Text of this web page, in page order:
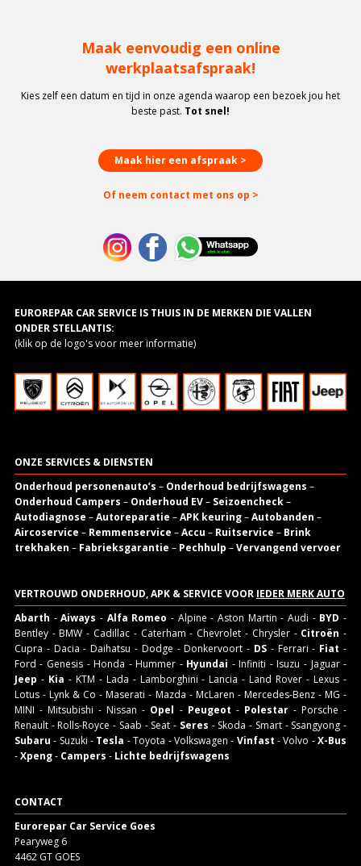
Maak eenvoudig een online
werkplaatsafspraak!
Kies zelf een datum en tijd in onze agenda waarop een bezoek jou het
beste past. Tot snel!
Maak hier een afspraak >
Of neem contact met ons op >
EUROREPAR CAR SERVICE IS THUIS IN DE MERKEN DIE VALLEN
ONDER STELLANTIS:
(klik op de logo's voor meer informatie)
CONTACT
Eurorepar Car Service Goes
Pearyweg 6
4462 GT GOES
ONZE SERVICES & DIENSTEN
Onderhoud personenauto’s – Onderhoud bedrijfswagens –
Onderhoud Campers – Onderhoud EV– Seizoencheck–
Autodiagnose –Autoreparatie –APK keuring–Autobanden –
Aircoservice – Remmenservice –Accu – Ruitservice – Brink
trekhaken – Fabrieksgarantie – Pechhulp –Vervangend vervoer
VERTROUWD ONDERHOUD, APK & SERVICE VOOR IEDER MERK AUTO
Abarth -Aiways - Alfa Romeo - Alpine - Aston Martin - Audi - BYD -
Bentley - BMW - Cadillac - Caterham - Chevrolet - Chrysler - Citroën -
Cupra - Dacia - Daihatsu - Dodge - Donkervoort - DS - Ferrari - Fiat -
Ford - Genesis - Honda - Hummer - Hyundai - Infiniti - Isuzu - Jaguar -
Jeep - Kia - KTM - Lada - Lamborghini - Lancia - Land Rover - Lexus -
Lotus - Lynk & Co - Maserati - Mazda - McLaren - Mercedes-Benz - MG -
MINI - Mitsubishi - Nissan - Opel - Peugeot - Polestar- Porsche -
Renault - Rolls-Royce - Saab - Seat - Seres - Skoda - Smart - Ssangyong -
Subaru - Suzuki - Tesla - Toyota - Volkswagen - Vinfast - Volvo -X-Bus
-Xpeng- Campers - Lichte bedrijfswagens